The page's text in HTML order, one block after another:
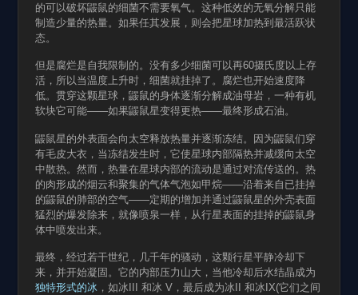
的可以破坏鼹鼠的细菌不需要氧气。这种低效的无氧分解只能
制造少量的热量。如果任其发展，则会把星球加热到最活跃状
态。
但是腐烂是自我限制的。没有多少细菌可以再60摄氏度以上存
活，所以当温度上升时，细菌就挂掉了。腐烂也开始速度降
低。贯穿这颗星球，鼹鼠的身体逐渐分解成油母岩，一种有机
软块它可能——如果鼹鼠星变得更热——最终形成石油。
鼹鼠星的外表面会向太空释放热量并逐渐冻结。因为鼹鼠们穿
有毛皮大衣，当冻结发生时，它使星球内部隔热并减缓向太空
中散热。然而，热量在星球内部的流动是通过对流传送的。热
的肉形成的烟云和聚集的气体气泡如甲烷——沿着来自已挂掉
的鼹鼠的肺部的空气——定期的增加并通过鼹鼠星的外壳表面
猛烈的爆发除来，就像喷泉一样，从行星表面的挂掉的鼹鼠身
体中喷发出来。
最终，经过若干世纪，几千年的骚动，这颗行星平静冷却下
来，并开始凝固。它的内部压力山大，当他冷却后水结晶成为
独特形式的冰，如冰III 和冰 V，最后成为冰II 和冰IX(它们之间